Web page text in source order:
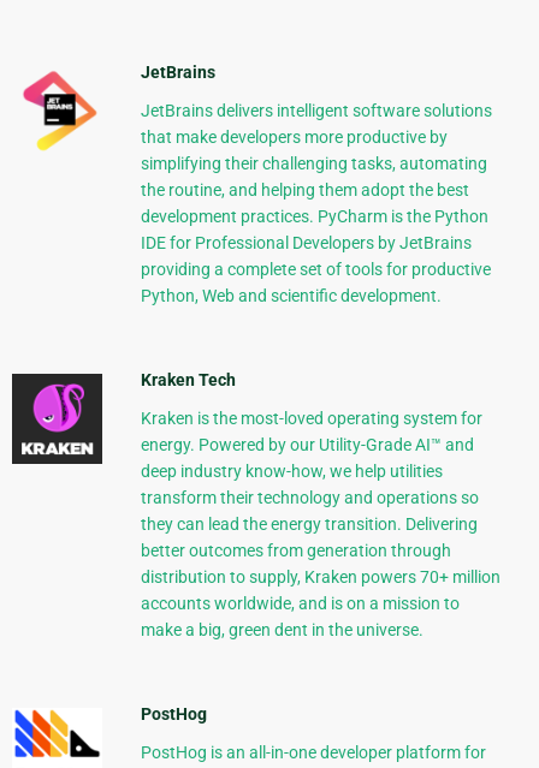
JetBrains
JetBrains delivers intelligent software solutions
that make developers more productive by
simplifying their challenging tasks, automating
the routine, and helping them adopt the best
development practices. PyCharm is the Python
IDE for Professional Developers by JetBrains
providing a complete set of tools for productive
Python, Web and scientific development.
Kraken Tech
Kraken is the most-loved operating system for
energy. Powered by our Utility-Grade AI™ and
deep industry know-how, we help utilities
transform their technology and operations so
they can lead the energy transition. Delivering
better outcomes from generation through
distribution to supply, Kraken powers 70+ million
accounts worldwide, and is on a mission to
make a big, green dent in the universe.
PostHog
PostHog is an all-in-one developer platform for